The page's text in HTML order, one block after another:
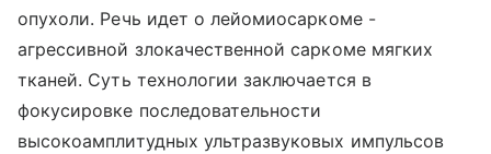
опухоли. Речь идет о лейомиосаркоме -
агрессивной злокачественной саркоме мягких
тканей. Суть технологии заключается в
фокусировке последовательности
высокоамплитудных ультразвуковых импульсов